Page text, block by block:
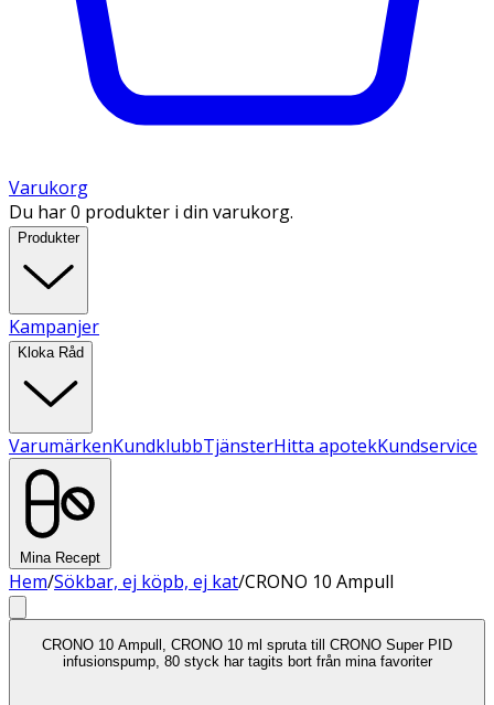
Varukorg
Du har 0 produkter i din varukorg.
Produkter
Kampanjer
Kloka Råd
VarumärkenKundklubbTjänsterHitta apotekKundservice
Mina Recept
Hem/Sökbar, ej köpb, ej kat/CRONO 10 Ampull
CRONO 10 Ampull, CRONO 10 ml spruta till CRONO Super PID
infusionspump, 80 styck har tagits bort från mina favoriter